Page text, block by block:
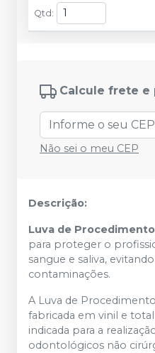
Qtd :
Calcule frete e
Não sei o meu CEP
Descrição:
Luva de
para proteger o
sangue e saliva,
contaminações.
A Luva de
fabricada em vinil e
indicada para a
odontológicos não